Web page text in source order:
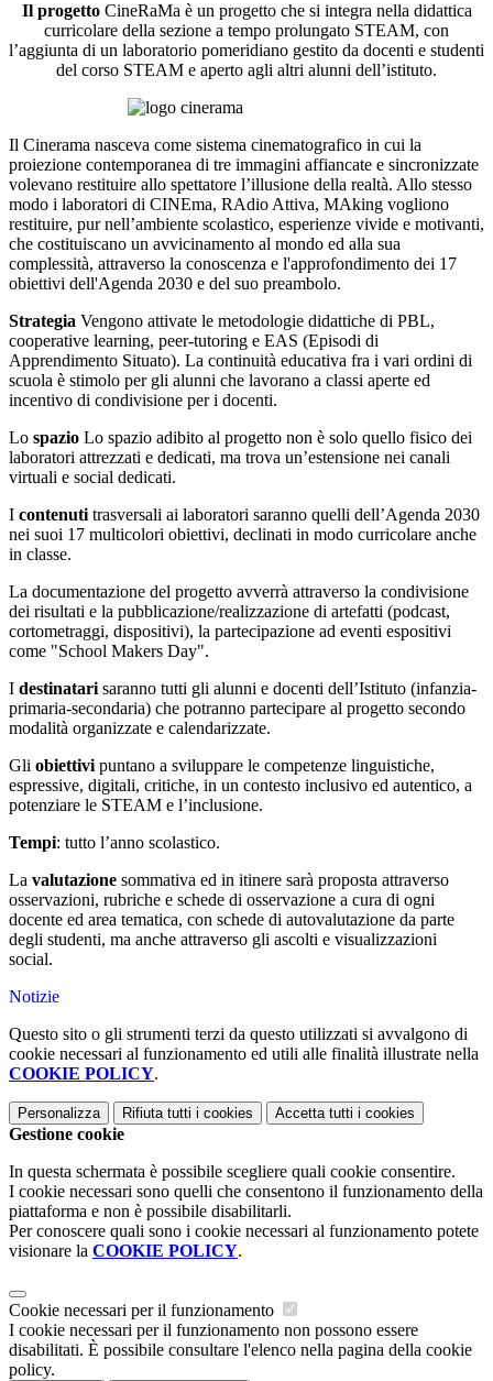
Il progetto CineRaMa è un progetto che si integra nella didattica
curricolare della sezione a tempo prolungato STEAM, con
l’aggiunta di un laboratorio pomeridiano gestito da docenti e studenti
del corso STEAM e aperto agli altri alunni dell’istituto.
Il Cinerama nasceva come sistema cinematografico in cui la
proiezione contemporanea di tre immagini affiancate e sincronizzate
volevano restituire allo spettatore l’illusione della realtà. Allo stesso
modo i laboratori di CINEma, RAdio Attiva, MAking vogliono
restituire, pur nell’ambiente scolastico, esperienze vivide e motivanti,
che costituiscano un avvicinamento al mondo ed alla sua
complessità, attraverso la conoscenza e l'approfondimento dei 17
obiettivi dell'Agenda 2030 e del suo preambolo.
Strategia Vengono attivate le metodologie didattiche di PBL,
cooperative learning, peer-tutoring e EAS (Episodi di
Apprendimento Situato). La continuità educativa fra i vari ordini di
scuola è stimolo per gli alunni che lavorano a classi aperte ed
incentivo di condivisione per i docenti.
Lo spazio Lo spazio adibito al progetto non è solo quello fisico dei
laboratori attrezzati e dedicati, ma trova un’estensione nei canali
virtuali e social dedicati.
I contenuti trasversali ai laboratori saranno quelli dell’Agenda 2030
nei suoi 17 multicolori obiettivi, declinati in modo curricolare anche
in classe.
La documentazione del progetto avverrà attraverso la condivisione
dei risultati e la pubblicazione/realizzazione di artefatti (podcast,
cortometraggi, dispositivi), la partecipazione ad eventi espositivi
come "School Makers Day".
I destinatari saranno tutti gli alunni e docenti dell’Istituto (infanzia-
primaria-secondaria) che potranno partecipare al progetto secondo
modalità organizzate e calendarizzate.
Gli obiettivi puntano a sviluppare le competenze linguistiche,
espressive, digitali, critiche, in un contesto inclusivo ed autentico, a
potenziare le STEAM e l’inclusione.
Tempi: tutto l’anno scolastico.
La valutazione sommativa ed in itinere sarà proposta attraverso
osservazioni, rubriche e schede di osservazione a cura di ogni
docente ed area tematica, con schede di autovalutazione da parte
degli studenti, ma anche attraverso gli ascolti e visualizzazioni
social.
Notizie
Questo sito o gli strumenti terzi da questo utilizzati si avvalgono di
cookie necessari al funzionamento ed utili alle finalità illustrate nella
COOKIE POLICY.
Personalizza Rifiuta tutti i cookies Accetta tutti i cookies
Gestione cookie
In questa schermata è possibile scegliere quali cookie consentire.
I cookie necessari sono quelli che consentono il funzionamento della
piattaforma e non è possibile disabilitarli.
Per conoscere quali sono i cookie necessari al funzionamento potete
visionare la COOKIE POLICY.
Cookie necessari per il funzionamento
I cookie necessari per il funzionamento non possono essere
disabilitati. È possibile consultare l'elenco nella pagina della cookie
policy.